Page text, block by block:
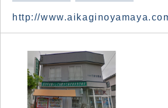
http://